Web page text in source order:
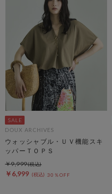
DOUX ARCHIVES
ウォッシャブル・ＵＶ機能スキ
ッパーＴＯＰＳ
￥6,999 30％OFF
￥9,999